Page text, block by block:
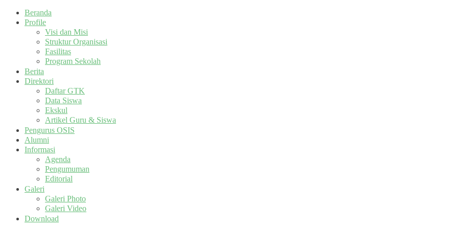
Beranda
Profile
Visi dan Misi
Struktur Organisasi
Fasilitas
Program Sekolah
Berita
Direktori
Daftar GTK
Data Siswa
Ekskul
Artikel Guru & Siswa
Pengurus OSIS
Alumni
Informasi
Agenda
Pengumuman
Editorial
Galeri
Galeri Photo
Galeri Video
Download